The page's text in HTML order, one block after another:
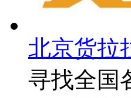
北京货拉
寻找全国